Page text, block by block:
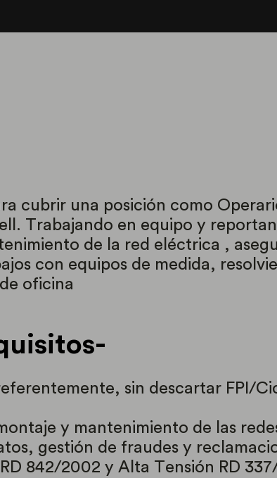
cubrir una posición como
Trabajando en equipo y
de la red eléctrica ,
con equipos de medida,
oficina
sin descartar FPI/
y mantenimiento de las
gestión de fraudes y
842/2002 y Alta Tensión RD